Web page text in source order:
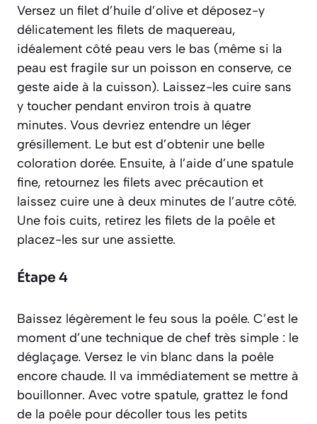
Versez un filet d’huile d’olive et déposez-y
délicatement les filets de maquereau,
idéalement côté peau vers le bas (même si la
peau est fragile sur un poisson en conserve, ce
geste aide à la cuisson). Laissez-les cuire sans
y toucher pendant environ trois à quatre
minutes. Vous devriez entendre un léger
grésillement. Le but est d’obtenir une belle
coloration dorée. Ensuite, à l’aide d’une spatule
fine, retournez les filets avec précaution et
laissez cuire une à deux minutes de l’autre côté.
Une fois cuits, retirez les filets de la poêle et
placez-les sur une assiette.
Étape 4
Baissez légèrement le feu sous la poêle. C’est le
moment d’une technique de chef très simple : le
déglaçage. Versez le vin blanc dans la poêle
encore chaude. Il va immédiatement se mettre à
bouillonner. Avec votre spatule, grattez le fond
de la poêle pour décoller tous les petits